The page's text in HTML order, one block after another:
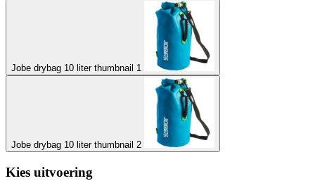
Jobe drybag 10 liter thumbnail 1
Jobe drybag 10 liter thumbnail 2
Kies uitvoering